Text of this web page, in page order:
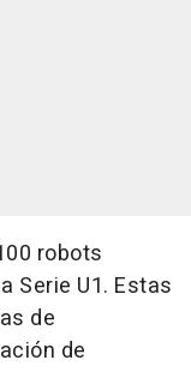
robots
Serie U1. Estas
de
de